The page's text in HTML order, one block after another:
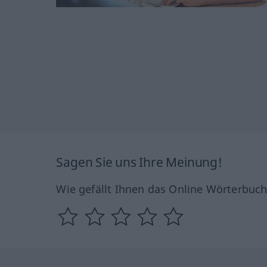
Sagen Sie uns Ihre Meinung!
Wie gefällt Ihnen das Online